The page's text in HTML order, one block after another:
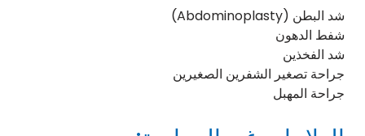
شد البطن (Abdominoplasty)
شفط الدهون
شد الفخذين
جراحة تصغير الشفرين الصغيرين
جراحة المهبل